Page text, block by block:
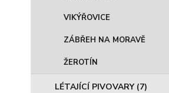
VIKÝŘOVICE
ZÁBŘEH NA MORAVĚ
ŽEROTÍN
LÉTAJÍCÍ PIVOVARY (7)